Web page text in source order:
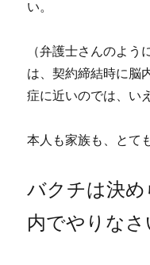
い。
（弁護士さんのよ
は、契約締結時に脳
症に近いのでは、い
本人も家族も、とて
バクチは決
内でやりなさ